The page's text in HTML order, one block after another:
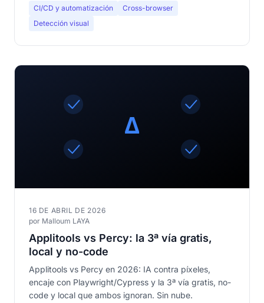
CI/CD y automatización
Cross-browser
Detección visual
16 DE ABRIL DE 2026
por Malloum LAYA
Applitools vs Percy: la 3ª vía gratis,
local y no-code
Applitools vs Percy en 2026: IA contra píxeles,
encaje con Playwright/Cypress y la 3ª vía gratis, no-
code y local que ambos ignoran. Sin nube.